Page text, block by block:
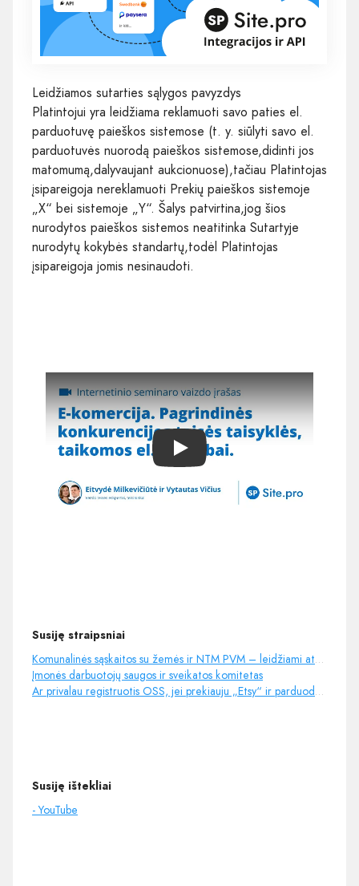
Leidžiamos sutarties sąlygos pavyzdys
Platintojui yra leidžiama reklamuoti savo paties el.
parduotuvę paieškos sistemose (t. y. siūlyti savo el.
parduotuvės nuorodą paieškos sistemose,didinti jos
matomumą,dalyvaujant aukcionuose),tačiau Platintojas
įsipareigoja nereklamuoti Prekių paieškos sistemoje
„X“ bei sistemoje „Y“. Šalys patvirtina,jog šios
nurodytos paieškos sistemos neatitinka Sutartyje
nurodytų kokybės standartų,todėl Platintojas
įsipareigoja jomis nesinaudoti.
Play
Susiję straipsniai
Komunalinės sąskaitos su žemės ir NTM PVM – leidžiami atskaitymai ir PVM atskaita?
Įmonės darbuotojų saugos ir sveikatos komitetas
Ar privalau registruotis OSS, jei prekiauju „Etsy“ ir parduodu į ES, US, o pajamos mažos?
Susiję ištekliai
- YouTube